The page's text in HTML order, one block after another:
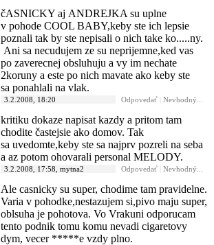
čASNICKY aj ANDREJKA su uplne
v pohode COOL BABY,keby ste ich lepsie
poznali tak by ste nepisali o nich take ko.....ny.
Ani sa necudujem ze su neprijemne,ked vas
po zaverecnej obsluhuju a vy im nechate
2koruny a este po nich mavate ako keby ste
sa ponahlali na vlak.
Odpovedať Nevhodný...
3.2.2008, 18:20
kritiku dokaze napisat kazdy a pritom tam
chodite častejsie ako domov. Tak
sa uvedomte,keby ste sa najprv pozreli na seba
a az potom ohovarali personal MELODY.
Odpovedať Nevhodný...
3.2.2008, 17:58, mytna2
Ale casnicky su super, chodime tam pravidelne.
Varia v pohodke,nestazujem si,pivo maju super,
oblsuha je pohotova. Vo Vrakuni odporucam
tento podnik tomu komu nevadi cigaretovy
dym, vecer *****e vzdy plno.